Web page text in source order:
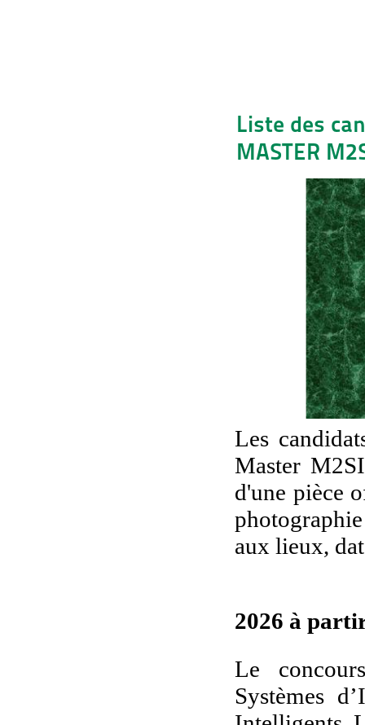
Liste des
MASTER
Les
Master
d'une pièce
aux lieux,
2026 à
Le
Systèmes